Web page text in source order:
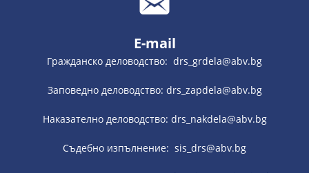
E-mail
Гражданско деловодство: drs_grdela@abv.bg
Заповедно деловодство: drs_zapdela@abv.bg
Наказателно деловодство: drs_nakdela@abv.bg
Съдебно изпълнение: sis_drs@abv.bg